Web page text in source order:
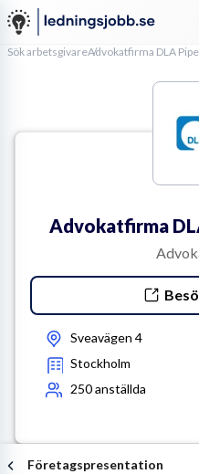
Sök arbetsgivare
Advokatfirma
Sveavägen 4
Stockholm
250anställda
Företagspresentation